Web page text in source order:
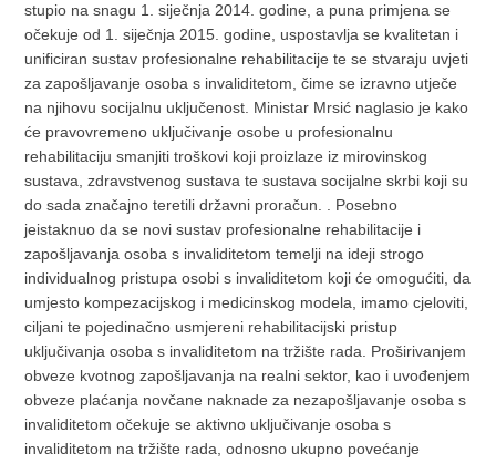
stupio na snagu 1. siječnja 2014. godine, a puna primjena se
očekuje od 1. siječnja 2015. godine, uspostavlja se kvalitetan i
unificiran sustav profesionalne rehabilitacije te se stvaraju uvjeti
za zapošljavanje osoba s invaliditetom, čime se izravno utječe
na njihovu socijalnu uključenost. Ministar Mrsić naglasio je kako
će pravovremeno uključivanje osobe u profesionalnu
rehabilitaciju smanjiti troškovi koji proizlaze iz mirovinskog
sustava, zdravstvenog sustava te sustava socijalne skrbi koji su
do sada značajno teretili državni proračun. . Posebno
jeistaknuo da se novi sustav profesionalne rehabilitacije i
zapošljavanja osoba s invaliditetom temelji na ideji strogo
individualnog pristupa osobi s invaliditetom koji će omogućiti, da
umjesto kompezacijskog i medicinskog modela, imamo cjeloviti,
ciljani te pojedinačno usmjereni rehabilitacijski pristup
uključivanja osoba s invaliditetom na tržište rada. Proširivanjem
obveze kvotnog zapošljavanja na realni sektor, kao i uvođenjem
obveze plaćanja novčane naknade za nezapošljavanje osoba s
invaliditetom očekuje se aktivno uključivanje osoba s
invaliditetom na tržište rada, odnosno ukupno povećanje